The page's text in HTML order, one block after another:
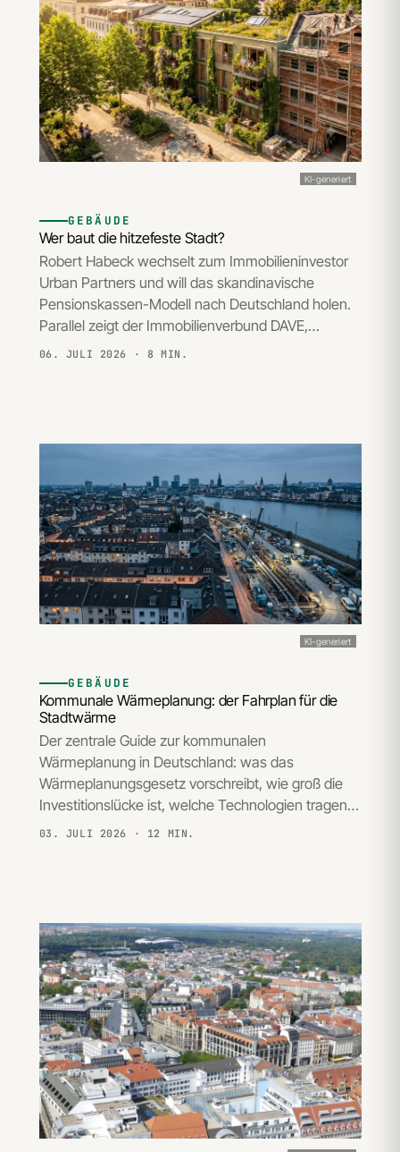
KI-generiert
GEBÄUDE
Wer baut die hitzefeste Stadt?
Robert Habeck wechselt zum Immobilieninvestor
Urban Partners und will das skandinavische
Pensionskassen-Modell nach Deutschland holen.
Parallel zeigt der Immobilienverbund DAVE,…
06. JULI 2026 · 8 MIN.
KI-generiert
GEBÄUDE
Kommunale Wärmeplanung: der Fahrplan für die
Stadtwärme
Der zentrale Guide zur kommunalen
Wärmeplanung in Deutschland: was das
Wärmeplanungsgesetz vorschreibt, wie groß die
Investitionslücke ist, welche Technologien tragen…
03. JULI 2026 · 12 MIN.